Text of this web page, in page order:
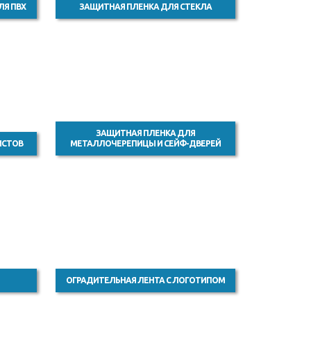
ПВХ ЗАЩИТНАЯ ПЛЕНКА ДЛЯ СТЕКЛА
ЗАЩИТНАЯ ПЛЕНКА ДЛЯ
МЕТАЛЛОЧЕРЕПИЦЫ И СЕЙФ-ДВЕРЕЙ
ОГРАДИТЕЛЬНАЯ ЛЕНТА С ЛОГОТИПОМ